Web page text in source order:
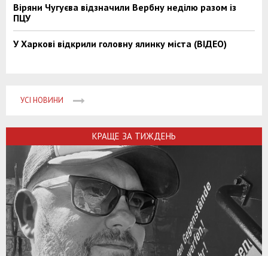
Віряни Чугуєва відзначили Вербну неділю разом із
ПЦУ
У Харкові відкрили головну ялинку міста (ВІДЕО)
УСІ НОВИНИ
КРАЩЕ ЗА ТИЖДЕНЬ